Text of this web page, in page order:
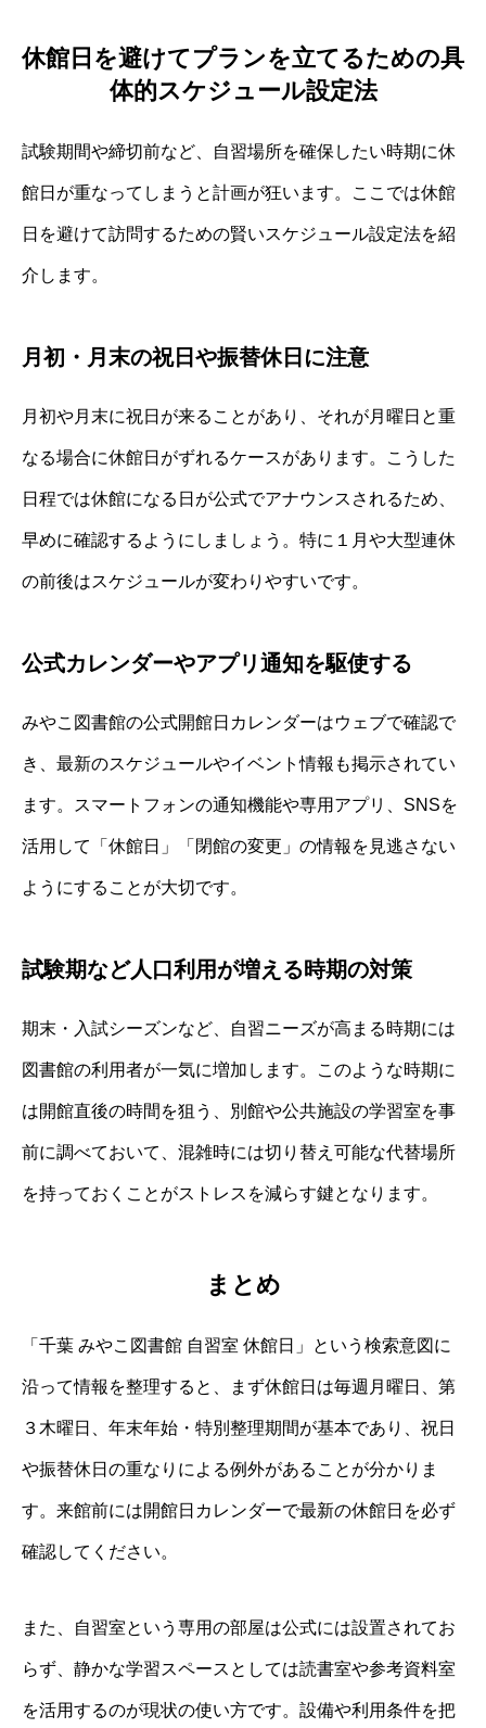
休館日を避けてプランを立てるための具
体的スケジュール設定法
試験期間や締切前など、自習場所を確保したい時期に休
館日が重なってしまうと計画が狂います。ここでは休館
日を避けて訪問するための賢いスケジュール設定法を紹
介します。
月初・月末の祝日や振替休日に注意
月初や月末に祝日が来ることがあり、それが月曜日と重
なる場合に休館日がずれるケースがあります。こうした
日程では休館になる日が公式でアナウンスされるため、
早めに確認するようにしましょう。特に１月や大型連休
の前後はスケジュールが変わりやすいです。
公式カレンダーやアプリ通知を駆使する
みやこ図書館の公式開館日カレンダーはウェブで確認で
き、最新のスケジュールやイベント情報も掲示されてい
ます。スマートフォンの通知機能や専用アプリ、SNSを
活用して「休館日」「閉館の変更」の情報を見逃さない
ようにすることが大切です。
試験期など人口利用が増える時期の対策
期末・入試シーズンなど、自習ニーズが高まる時期には
図書館の利用者が一気に増加します。このような時期に
は開館直後の時間を狙う、別館や公共施設の学習室を事
前に調べておいて、混雑時には切り替え可能な代替場所
を持っておくことがストレスを減らす鍵となります。
まとめ
「千葉 みやこ図書館 自習室 休館日」という検索意図に
沿って情報を整理すると、まず休館日は毎週月曜日、第
３木曜日、年末年始・特別整理期間が基本であり、祝日
や振替休日の重なりによる例外があることが分かりま
す。来館前には開館日カレンダーで最新の休館日を必ず
確認してください。
また、自習室という専用の部屋は公式には設置されてお
らず、静かな学習スペースとしては読書室や参考資料室
を活用するのが現状の使い方です。設備や利用条件を把